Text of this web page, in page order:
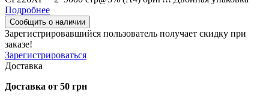
Подробнее
Сообщить о наличии
Зарегистрировавшийся пользователь получает скидку при
заказе!
Зарегистрироваться
Доставка
Доставка от 50 грн